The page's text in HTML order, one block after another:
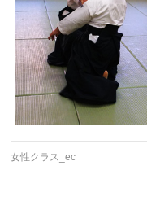
女性クラス_ec